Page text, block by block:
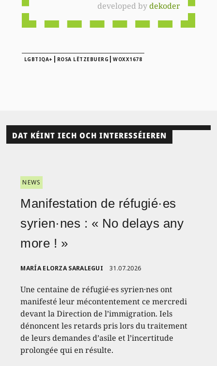
developed bydekoder
LGBTIQA+ | ROSA LËTZEBUERG |WOXX1678
DAT KÉINT IECH OCH INTERESSÉIEREN
NEWS
Manifestation de réfugié·es
syrien·nes : « No delays any
more ! »
MARÍA ELORZA SARALEGUI 31.07.2026
Une centaine de réfugié·es syrien·nes ont
manifesté leur mécontentement ce mercredi
devant la Direction de l’immigration. Iels
dénoncent les retards pris lors du traitement
de leurs demandes d’asile et l’incertitude
prolongée qui en résulte.